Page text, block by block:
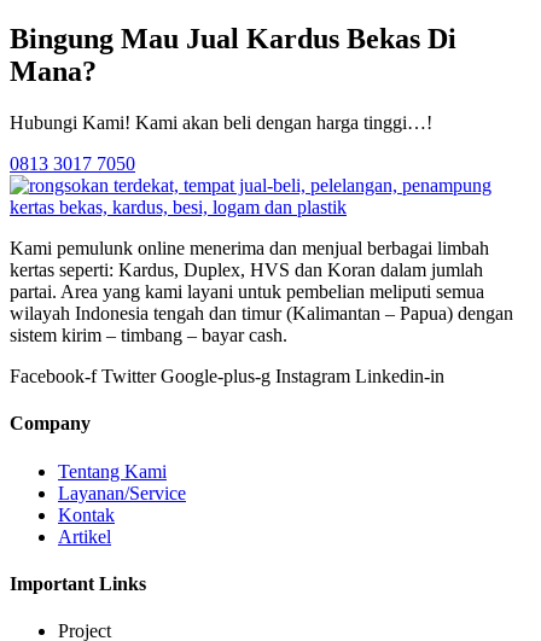
Bingung Mau Jual Kardus Bekas Di
Mana?
Hubungi Kami! Kami akan beli dengan harga tinggi…!
0813 3017 7050
Kami pemulunk online menerima dan menjual berbagai limbah
kertas seperti: Kardus, Duplex, HVS dan Koran dalam jumlah
partai. Area yang kami layani untuk pembelian meliputi semua
wilayah Indonesia tengah dan timur (Kalimantan – Papua) dengan
sistem kirim – timbang – bayar cash.
Facebook-f Twitter Google-plus-g Instagram Linkedin-in
Company
Tentang Kami
Layanan/Service
Kontak
Artikel
Important Links
Project